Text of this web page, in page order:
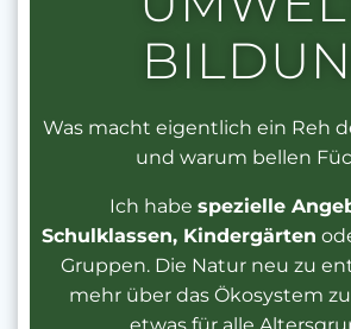
Was macht eigentlich ein Reh
und warum bellen
Ich habe spezielle
Schulklassen, Kindergärten
Gruppen. Die Natur neu zu
mehr über das Ökosystem